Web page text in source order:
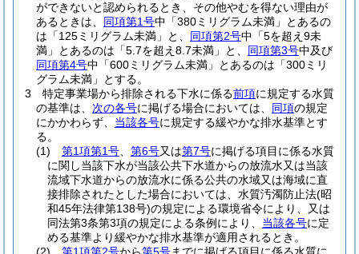
ができないと認められるとき、その他やむを得ない理由が
あるときは、 同項第1号中「380ミリグラム未満」とあるの
は「125ミリグラム未満」と、 同項第2号中「5を超え9未
満」とあるのは「5.7を超え8.7未満」と、 同項第3号中及び
同項第4号中「600ミリグラム未満」とあるのは「300ミリ
グラム未満」とする。
3
特定事業場から排除される下水に係る前項に規定する水質
の基準は、 次の各号に掲げる場合においては、 同項の規定
にかかわらず、 当該各号に規定する緩やかな排水基準とす
る。
(1)
第1項第1号 第6号又は第7号に掲げる項目に係る水質
に関し当該下水が当該公共下水道からの放流水又は当該
流域下水道からの放流水に係る公共の水域又は海域に直
接排除されたとした場合においては、水質汚濁防止法(昭
和45年法律第138号)の規定による環境省令により、又は
同法第3条第3項の規定による条例により、 当該各号に定
める基準より緩やかな排水基準が適用されるとき。